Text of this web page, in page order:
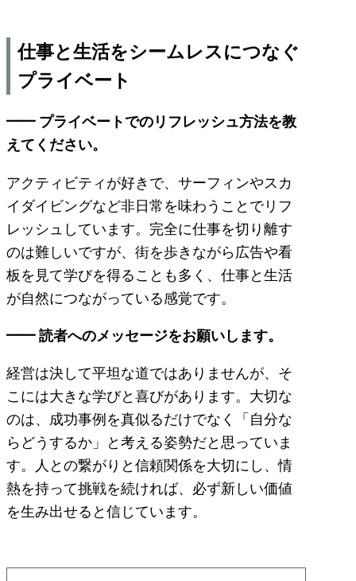
仕事と生活をシームレスにつなぐ
プライベート
━━ プライベートでのリフレッシュ方法を教
えてください。
アクティビティが好きで、サーフィンやスカ
イダイビングなど非日常を味わうことでリフ
レッシュしています。完全に仕事を切り離す
のは難しいですが、街を歩きながら広告や看
板を見て学びを得ることも多く、仕事と生活
が自然につながっている感覚です。
━━ 読者へのメッセージをお願いします。
経営は決して平坦な道ではありませんが、そ
こには大きな学びと喜びがあります。大切な
のは、成功事例を真似るだけでなく「自分な
らどうするか」と考える姿勢だと思っていま
す。人との繋がりと信頼関係を大切にし、情
熱を持って挑戦を続ければ、必ず新しい価値
を生み出せると信じています。